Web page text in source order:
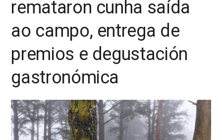
remataron cunha saída
ao campo, entrega de
premios e degustación
gastronómica